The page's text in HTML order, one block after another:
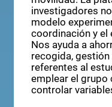
investigadores
modelo
coordinación y el
Nos ayuda a
recogida,
referentes al
emplear el grupo
controlar